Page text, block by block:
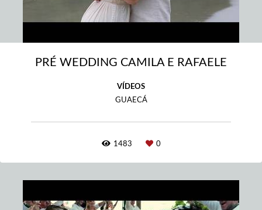
PRÉ WEDDING CAMILA E RAFAELE
VÍDEOS
GUAECÁ
1483 0